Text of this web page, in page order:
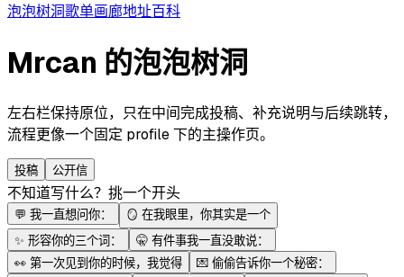
泡泡树洞歌单画廊地址百科
Mrcan 的泡泡树洞
左右栏保持原位，只在中间完成投稿、补充说明与后续跳转，
流程更像一个固定 profile 下的主操作页。
投稿 公开信
不知道写什么？挑一个开头
💬 我一直想问你： 🪞 在我眼里，你其实是一个
✨ 形容你的三个词： 🤫 有件事我一直没敢说：
👀 第一次见到你的时候，我觉得 💌 偷偷告诉你一个秘密：